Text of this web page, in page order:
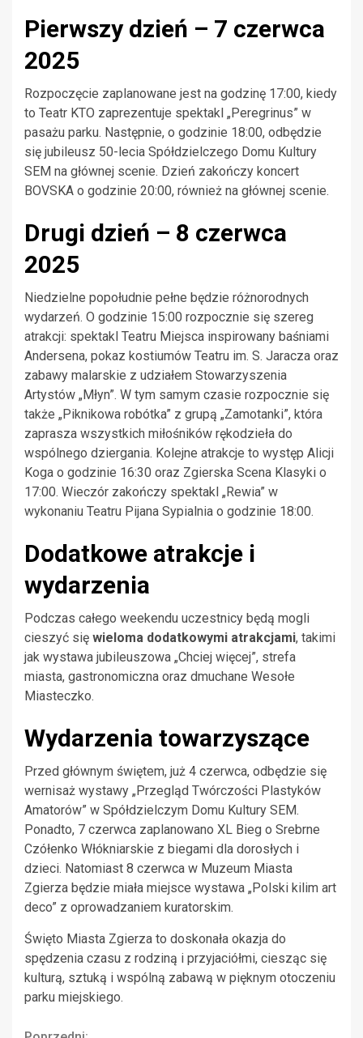
Pierwszy dzień – 7 czerwca
2025
Rozpoczęcie zaplanowane jest na godzinę 17:00, kiedy
to Teatr KTO zaprezentuje spektakl „Peregrinus” w
pasażu parku. Następnie, o godzinie 18:00, odbędzie
się jubileusz 50-lecia Spółdzielczego Domu Kultury
SEM na głównej scenie. Dzień zakończy koncert
BOVSKA o godzinie 20:00, również na głównej scenie.
Drugi dzień – 8 czerwca
2025
Niedzielne popołudnie pełne będzie różnorodnych
wydarzeń. O godzinie 15:00 rozpocznie się szereg
atrakcji: spektakl Teatru Miejsca inspirowany baśniami
Andersena, pokaz kostiumów Teatru im. S. Jaracza oraz
zabawy malarskie z udziałem Stowarzyszenia
Artystów „Młyn”. W tym samym czasie rozpocznie się
także „Piknikowa robótka” z grupą „Zamotanki”, która
zaprasza wszystkich miłośników rękodzieła do
wspólnego dziergania. Kolejne atrakcje to występ Alicji
Koga o godzinie 16:30 oraz Zgierska Scena Klasyki o
17:00. Wieczór zakończy spektakl „Rewia” w
wykonaniu Teatru Pijana Sypialnia o godzinie 18:00.
Dodatkowe atrakcje i
wydarzenia
Podczas całego weekendu uczestnicy będą mogli
cieszyć się wieloma dodatkowymi atrakcjami, takimi
jak wystawa jubileuszowa „Chciej więcej”, strefa
miasta, gastronomiczna oraz dmuchane Wesołe
Miasteczko.
Wydarzenia towarzyszące
Przed głównym świętem, już 4 czerwca, odbędzie się
wernisaż wystawy „Przegląd Twórczości Plastyków
Amatorów” w Spółdzielczym Domu Kultury SEM.
Ponadto, 7 czerwca zaplanowano XL Bieg o Srebrne
Czółenko Włókniarskie z biegami dla dorosłych i
dzieci. Natomiast 8 czerwca w Muzeum Miasta
Zgierza będzie miała miejsce wystawa „Polski kilim art
deco” z oprowadzaniem kuratorskim.
Święto Miasta Zgierza to doskonała okazja do
spędzenia czasu z rodziną i przyjaciółmi, ciesząc się
kulturą, sztuką i wspólną zabawą w pięknym otoczeniu
parku miejskiego.